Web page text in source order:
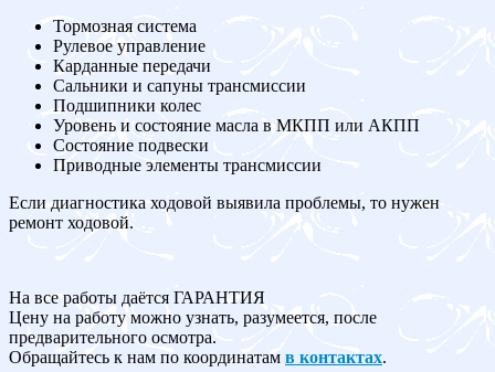
Тормозная система
Рулевое управление
Карданные передачи
Сальники и сапуны трансмиссии
Подшипники колес
Уровень и состояние масла в МКПП или АКПП
Состояние подвески
Приводные элементы трансмиссии
Если диагностика ходовой выявила проблемы, то нужен
ремонт ходовой.
На все работы даётся ГАРАНТИЯ
Цену на работу можно узнать, разумеется, после
предварительного осмотра.
Обращайтесь к нам по координатам в контактах.